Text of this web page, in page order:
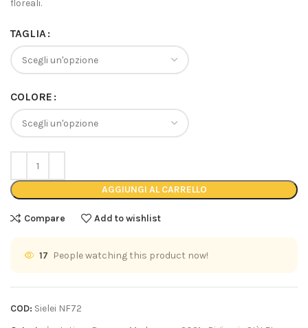
floreali.
TAGLIA
COLORE
AGGIUNGI AL CARRELLO
Compare Add to wishlist
17 People watching this product now!
COD: Sielei NF72